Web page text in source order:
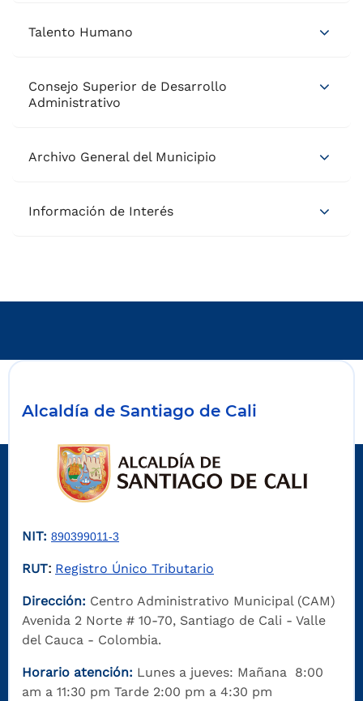
Talento Humano
Consejo Superior de Desarrollo
Administrativo
Archivo General del Municipio
Información de Interés
Alcaldía de Santiago de Cali
NIT: 890399011-3
RUT: Registro Único Tributario
Dirección: Centro Administrativo Municipal (CAM)
Avenida 2 Norte # 10-70, Santiago de Cali - Valle
del Cauca - Colombia.
Horario atención: Lunes a jueves: Mañana 8:00
am a 11:30 pm Tarde 2:00 pm a 4:30 pm